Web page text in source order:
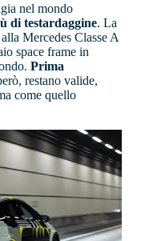
nel mondo
di testardaggine. La
Mercedes Classe A
space frame in
Prima
restano valide,
come quello